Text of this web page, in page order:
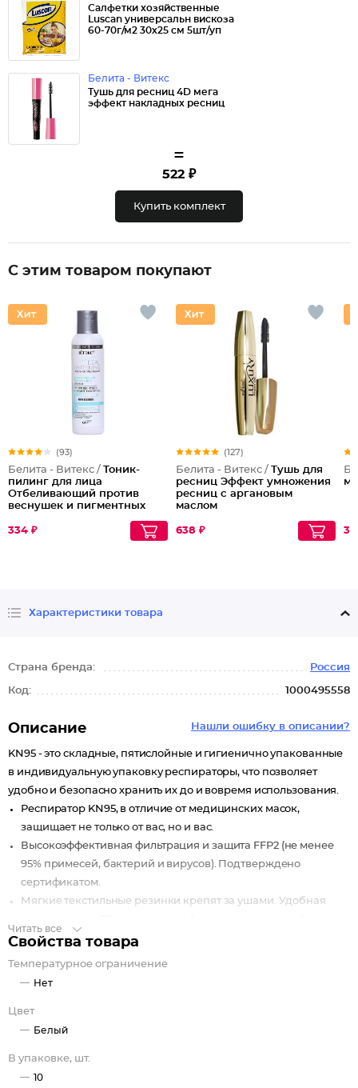
Салфетки хозяйственные
Luscan универсальн вискоза
60-70г/м2 30х25 см 5шт/уп
Белита - Витекс
Тушь для ресниц 4D мега
эффект накладных ресниц
=
522 ₽
Купить комплект
С этим товаром покупают
(93)
Белита - Витекс / Тоник-
пилинг для лица
Отбеливающий против
веснушек и пигментных
334 ₽
(127)
Белита - Витекс / Тушь для
ресниц Эффект умножения
ресниц с аргановым
маслом
638 ₽
Характеристики товара
Страна бренда: Россия
Код: 1000495558
Нашли ошибку в описании?
Описание
KN95 - это складные, пятислойные и гигиенично упакованные
в индивидуальную упаковку респираторы, что позволяет
удобно и безопасно хранить их до и вовремя использования.
Респиратор KN95, в отличие от медицинских масок,
защищает не только от вас, но и вас.
Высокоэффективная фильтрация и защита FFP2 (не менее
95% примесей, бактерий и вирусов). Подтверждено
сертификатом.
Мягкие текстильные резинки крепят за ушами. Удобная
переносицы.
Материал - 5-слойный нетканый.
ПДК (Предельно допустимая концентрация) - не менее 12.
Рекомендован к ношению не более 12 часов подряд.
Читать все
Свойства товара
Температурное ограничение
Нет
Цвет
Белый
В упаковке, шт.
10